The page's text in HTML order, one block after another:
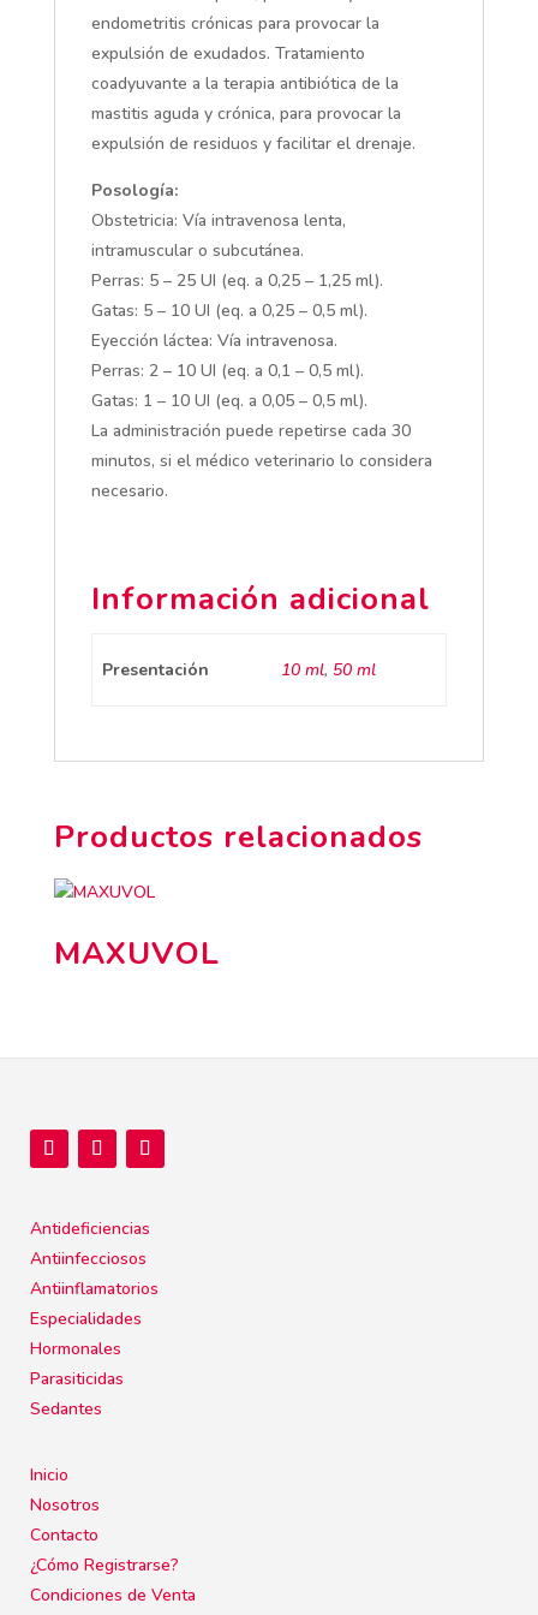
endometritis crónicas para provocar la
expulsión de exudados. Tratamiento
coadyuvante a la terapia antibiótica de la
mastitis aguda y crónica, para provocar la
expulsión de residuos y facilitar el drenaje.
Posología:
Obstetricia: Vía intravenosa lenta,
intramuscular o subcutánea.
Perras: 5 – 25 UI (eq. a 0,25 – 1,25 ml).
Gatas: 5 – 10 UI (eq. a 0,25 – 0,5 ml).
Eyección láctea: Vía intravenosa.
Perras: 2 – 10 UI (eq. a 0,1 – 0,5 ml).
Gatas: 1 – 10 UI (eq. a 0,05 – 0,5 ml).
La administración puede repetirse cada 30
minutos, si el médico veterinario lo considera
necesario.
Información adicional
Presentación 10 ml, 50 ml
Productos relacionados
MAXUVOL
Antideficiencias
Antiinfecciosos
Antiinflamatorios
Especialidades
Hormonales
Parasiticidas
Sedantes
Inicio
Nosotros
Contacto
¿Cómo Registrarse?
Condiciones de Venta